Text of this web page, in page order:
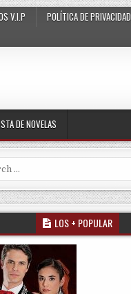
V.I.P
POLÍTICA DE PRIVACIDAD
DE NOVELAS
for:
LOS + POPULAR